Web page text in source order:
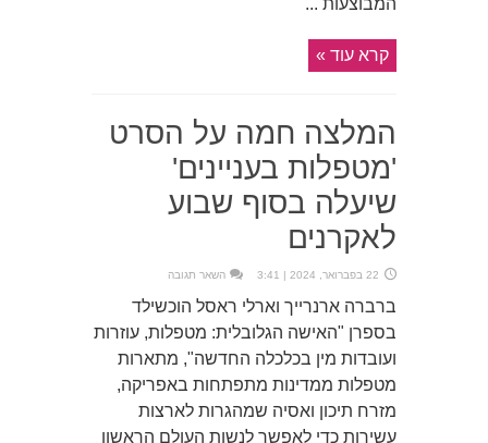
קרא עוד »
המלצה חמה על הסרט
'מטפלות בעניינים'
שיעלה בסוף שבוע
לאקרנים
22 בפברואר, 2024 | 3:41 השאר תגובה
ברברה ארנרייך וארלי ראסל הוכשילד
בספרן "האישה הגלובלית: מטפלות, עוזרות
ועובדות מין בכלכלה החדשה", מתארות
מטפלות ממדינות מתפתחות באפריקה,
מזרח תיכון ואסיה שמהגרות לארצות
עשירות כדי לאפשר לנשות העולם הראשון